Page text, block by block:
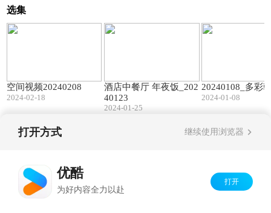
选集
空间视频20240208
2024-02-18
酒店中餐厅 年夜饭_202
40123
2024-01-25
20240108_多彩
2024-01-08
打开方式 继续使用浏览器
优酷
为好内容全力以赴
打开